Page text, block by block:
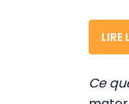
LIRE
Ce